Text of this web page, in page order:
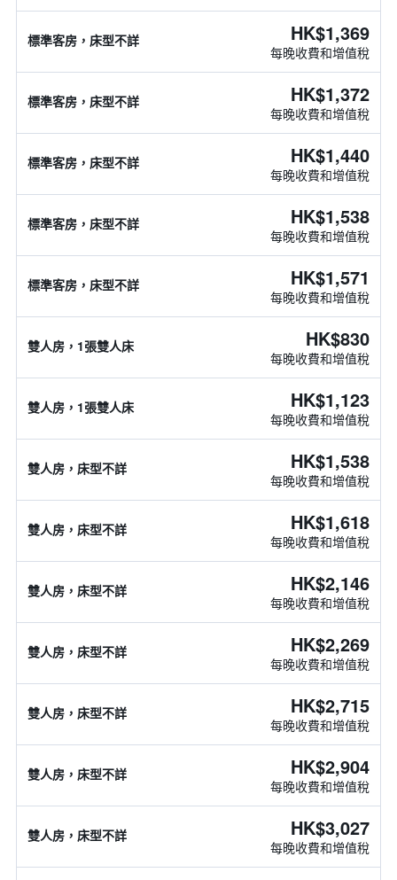
標準客房，床型不詳 HK$1,369
每晚收費和增值稅
標準客房，床型不詳 HK$1,372
每晚收費和增值稅
標準客房，床型不詳 HK$1,440
每晚收費和增值稅
標準客房，床型不詳 HK$1,538
每晚收費和增值稅
標準客房，床型不詳 HK$1,571
每晚收費和增值稅
雙人房，1張雙人床 HK$830
每晚收費和增值稅
雙人房，1張雙人床 HK$1,123
每晚收費和增值稅
雙人房，床型不詳 HK$1,538
每晚收費和增值稅
雙人房，床型不詳 HK$1,618
每晚收費和增值稅
雙人房，床型不詳 HK$2,146
每晚收費和增值稅
雙人房，床型不詳 HK$2,269
每晚收費和增值稅
雙人房，床型不詳 HK$2,715
每晚收費和增值稅
雙人房，床型不詳 HK$2,904
每晚收費和增值稅
雙人房，床型不詳 HK$3,027
每晚收費和增值稅